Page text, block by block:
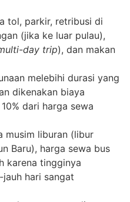
tol, parkir, retribusi di
(jika ke luar pulau),
day trip), dan makan
melebihi durasi yang
dikenakan biaya
dari harga sewa
musim liburan (libur
Baru), harga sewa bus
karena tingginya
jauh hari sangat